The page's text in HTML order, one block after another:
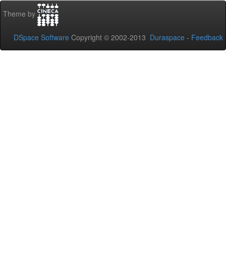
Theme by
DSpace Software Copyright © 2002-2013 Duraspace - Feedback